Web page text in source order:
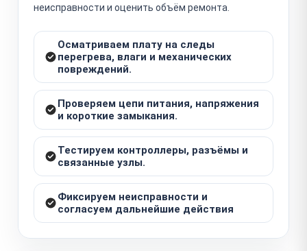
неисправности и оценить объём ремонта.
Осматриваем плату на следы
перегрева, влаги и механических
повреждений.
Проверяем цепи питания, напряжения
и короткие замыкания.
Тестируем контроллеры, разъёмы и
связанные узлы.
Фиксируем неисправности и
согласуем дальнейшие действия